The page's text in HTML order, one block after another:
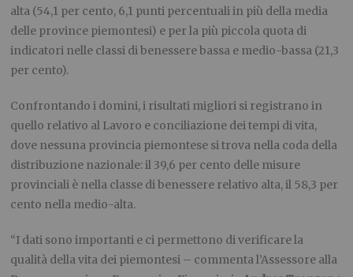
alta (54,1 per cento, 6,1 punti percentuali in più della media
delle province piemontesi) e per la più piccola quota di
indicatori nelle classi di benessere bassa e medio-bassa (21,3
per cento).
Confrontando i domini, i risultati migliori si registrano in
quello relativo al Lavoro e conciliazione dei tempi di vita,
dove nessuna provincia piemontese si trova nella coda della
distribuzione nazionale: il 39,6 per cento delle misure
provinciali è nella classe di benessere relativo alta, il 58,3 per
cento nella medio-alta.
“I dati sono importanti e ci permettono di verificare la
qualità della vita dei piemontesi – commenta l’Assessore alla